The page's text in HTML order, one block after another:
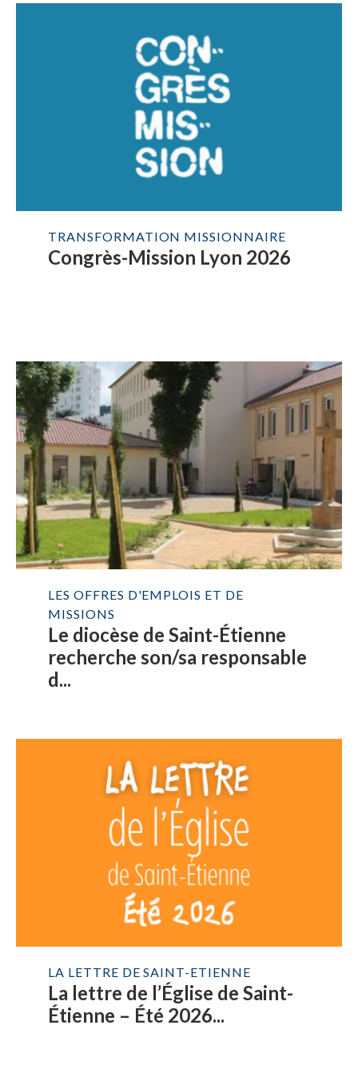
TRANSFORMATION MISSIONNAIRE
Congrès-Mission Lyon 2026
LES OFFRES D'EMPLOIS ET DE
MISSIONS
Le diocèse de Saint-Étienne
recherche son/sa responsable
d...
LA LETTRE DE SAINT-ETIENNE
La lettre de l’Église de Saint-
Étienne – Été 2026...